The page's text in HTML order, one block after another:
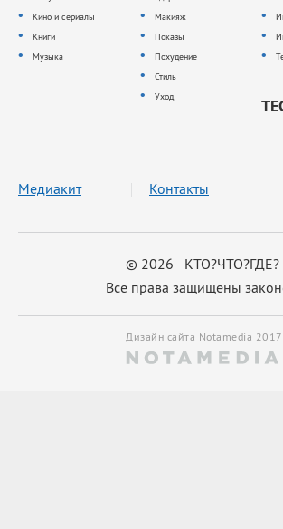
Кино и сериалы
Книги
Музыка
Макияж
Показы
Похудение
Стиль
Уход
© 2026 КТО?ЧТО?ГДЕ?
Все права защищены
Медиакит Контакты
Дизайн сайта Notamedia 2017